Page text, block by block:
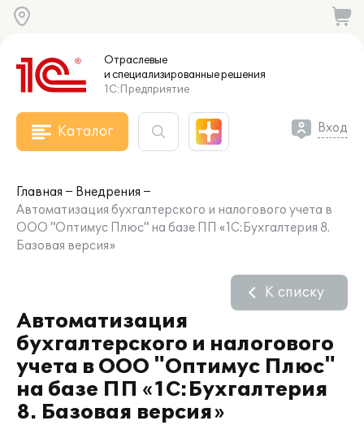
Отраслевые
и специализированныерешения
1С:Предприятие
Каталог Вход
Главная
Внедрения
Автоматизация бухгалтерского и налогового учета в
ООО "Оптимус Плюс" на базе ПП «1С:Бухгалтерия 8.
Базовая версия»
Автоматизация
бухгалтерского и налогового
учета в ООО "Оптимус Плюс"
на базе ПП «1С:Бухгалтерия
8. Базовая версия»
К списку